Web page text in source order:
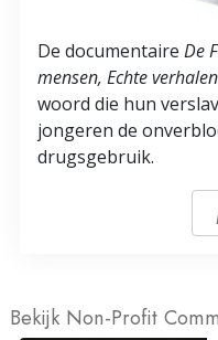
De documentaire De
mensen, Echte verhalen
woord die hun
jongeren de
drugsgebruik.
Bekijk Non-Profit